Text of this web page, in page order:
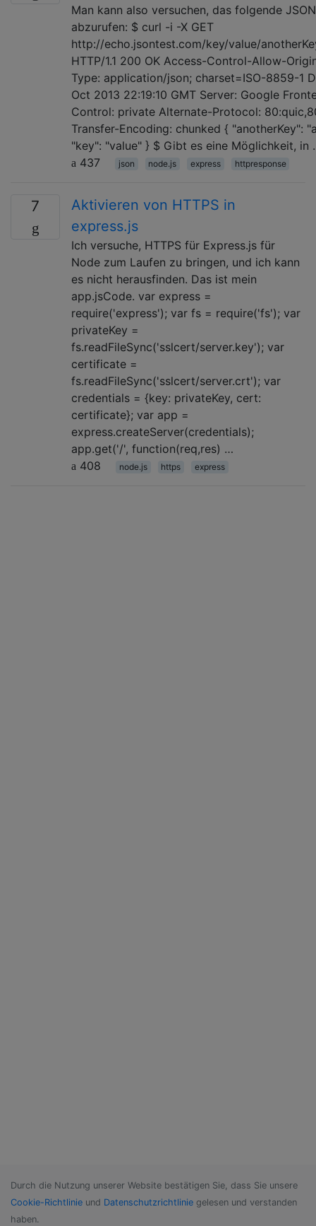
Man kann also versuchen, das folgende
abzurufen: $ curl -i -X GET
http://echo.jsontest.com/key/value/
HTTP/1.1 200 OK Access-Control-Allow-
Type: application/json; charset=ISO-8859-1
Oct 2013 22:19:10 GMT Server: Google
Control: private Alternate-Protocol:
Transfer-Encoding: chunked { "anotherKey":
"key": "value" } $ Gibt es eine Möglichkeit, in
437
json node.js express httpresponse
7
Aktivieren von HTTPS in
express.js
Ich versuche, HTTPS für Express.js für
Node zum Laufen zu bringen, und ich kann
es nicht herausfinden. Das ist mein
app.jsCode. var express =
require('express'); var fs = require('fs'); var
privateKey =
fs.readFileSync('sslcert/server.key'); var
certificate =
fs.readFileSync('sslcert/server.crt'); var
credentials = {key: privateKey, cert:
certificate}; var app =
express.createServer(credentials);
app.get('/', function(req,res) …
408
node.js https express
Durch die Nutzung unserer Website bestätigen Sie, dass Sie unsere
Cookie-Richtlinie und Datenschutzrichtlinie gelesen und verstanden
haben.